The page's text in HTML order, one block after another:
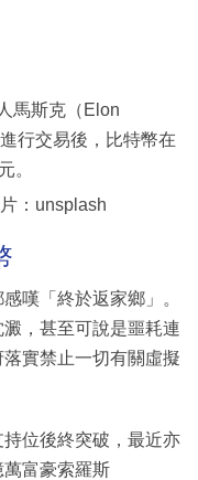
馬斯克（Elon
行交易後，比特幣在
。
：unsplash
嘆「終於返家鄉」。
，甚至可說是噩耗連
實禁止一切有關虛擬
位後終突破，最近亦
富豪索羅斯